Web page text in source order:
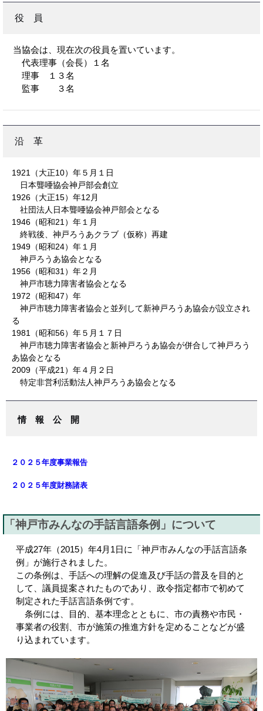
役 員
当協会は、現在次の役員を置いています。
代表理事（会長）１名
理事 １３名
監事 ３名
沿 革
1921（大正10）年５月１日
日本聾唖協会神戸部会創立
1926（大正15）年12月
社団法人日本聾唖協会神戸部会となる
1946（昭和21）年１月
終戦後、神戸ろうあクラブ（仮称）再建
1949（昭和24）年１月
神戸ろうあ協会となる
1956（昭和31）年２月
神戸市聴力障害者協会となる
1972（昭和47）年
神戸市聴力障害者協会と並列して新神戸ろうあ協会が設立され
る
1981（昭和56）年５月１７日
神戸市聴力障害者協会と新神戸ろうあ協会が併合して神戸ろう
あ協会となる
2009（平成21）年４月２日
特定非営利活動法人神戸ろうあ協会となる
情 報 公 開
２０２５年度事業報告
２０２５年度財務諸表
「神戸市みんなの手話言語条例」について
平成27年（2015）年4月1日に「神戸市みんなの手話言語条
例」が施行されました。
この条例は、手話への理解の促進及び手話の普及を目的と
して、議員提案されたものであり、政令指定都市で初めて
制定された手話言語条例です。
条例には、目的、基本理念とともに、市の責務や市民・
事業者の役割、市が施策の推進方針を定めることなどが盛
り込まれています。